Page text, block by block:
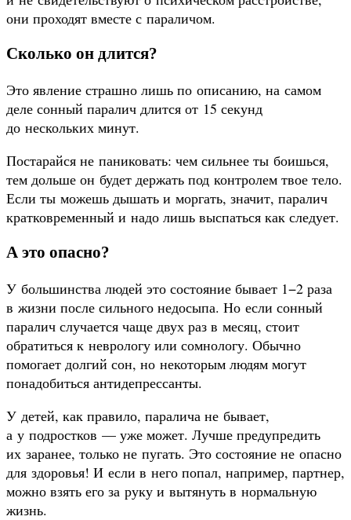
они проходят вместе с параличом.
Сколько он длится?
Это явление страшно лишь по описанию, на самом
деле сонный паралич длится от 15 секунд
до нескольких минут.
Постарайся не паниковать: чем сильнее ты боишься,
тем дольше он будет держать под контролем твое тело.
Если ты можешь дышать и моргать, значит, паралич
кратковременный и надо лишь выспаться как следует.
А это опасно?
У большинства людей это состояние бывает 1−2 раза
в жизни после сильного недосыпа. Но если сонный
паралич случается чаще двух раз в месяц, стоит
обратиться к неврологу или сомнологу. Обычно
помогает долгий сон, но некоторым людям могут
понадобиться антидепрессанты.
У детей, как правило, паралича не бывает,
а у подростков — уже может. Лучше предупредить
их заранее, только не пугать. Это состояние не опасно
для здоровья! И если в него попал, например, партнер,
можно взять его за руку и вытянуть в нормальную
жизнь.